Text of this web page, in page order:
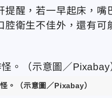
醒，若一早起床，嘴
衛生不佳外，還有可
。（示意圖／Pixabay）